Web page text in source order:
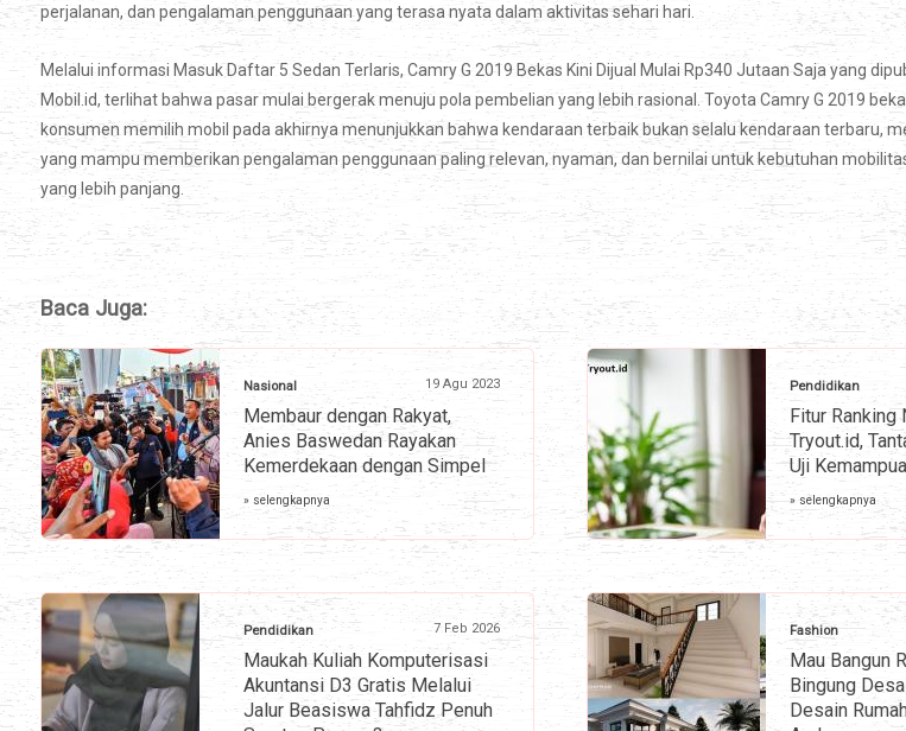
perjalanan, dan pengalaman penggunaan yang terasa nyata dalam aktivitas sehari hari.
Melalui informasi Masuk Daftar 5 Sedan Terlaris, Camry G 2019 Bekas Kini Dijual Mulai Rp340 Jutaan Saja yang
Mobil.id, terlihat bahwa pasar mulai bergerak menuju pola pembelian yang lebih rasional. Toyota Camry G 2019
konsumen memilih mobil pada akhirnya menunjukkan bahwa kendaraan terbaik bukan selalu kendaraan terbaru,
yang mampu memberikan pengalaman penggunaan paling relevan, nyaman, dan bernilai untuk kebutuhan
yang lebih panjang.
Baca Juga:
Nasional 19 Agu 2023
Membaur dengan Rakyat,
Anies Baswedan Rayakan
Kemerdekaan dengan Simpel
» selengkapnya
Pendidikan
Fitur Ranking
Tryout.id,
Uji
» selengkapnya
Pendidikan 7 Feb 2026
Maukah Kuliah Komputerisasi
Akuntansi D3 Gratis Melalui
Jalur Beasiswa Tahfidz Penuh
Fashion
Mau Bangun
Bingung
Desain